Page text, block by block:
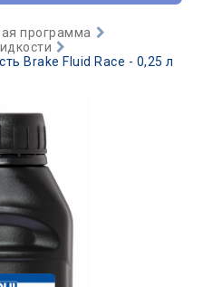
программа
Brake Fluid Race - 0,25 л